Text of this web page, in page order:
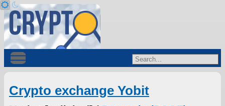
Crypto exchange Yobit